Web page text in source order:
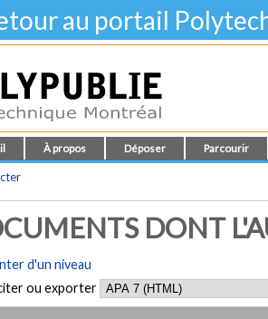
au portail
À propos Déposer Parcourir
DONT
d'un niveau
ou exporter